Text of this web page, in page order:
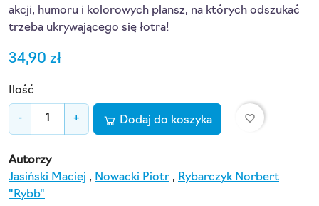
akcji, humoru i kolorowych plansz, na których odszukać
trzeba ukrywającego się łotra!
34,90 zł
Ilość
- + Dodaj do koszyka favorite_border
Autorzy
Jasiński Maciej , Nowacki Piotr , Rybarczyk Norbert
"Rybb"